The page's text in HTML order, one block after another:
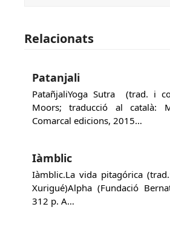
Relacionats
Patanjali
PatañjaliYoga Sutra (trad. i
Moors; traducció al català:
Comarcal edicions, 2015…
Iàmblic
Iàmblic.La vida pitagórica
Xurigué)Alpha (Fundació
312 p. A…